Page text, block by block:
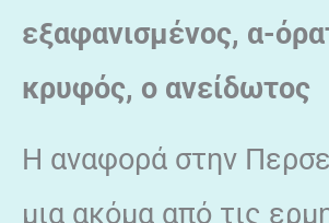
εξαφανισμένος, α-
κρυφός, ο ανείδωτος
Η αναφορά στην
μια ακόμα από τις